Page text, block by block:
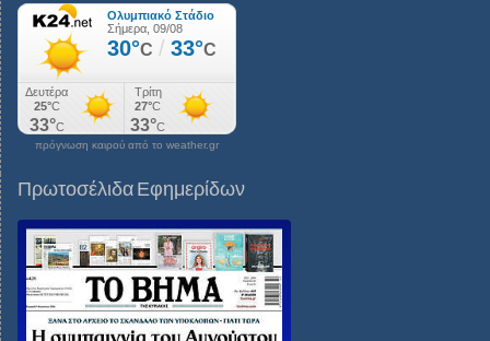
πρόγνωση καιρού από το weather.gr
Πρωτοσέλιδα Εφημερίδων